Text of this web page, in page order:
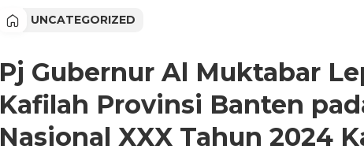
UNCATEGORIZED
Pj Gubernur Al Muktabar
Kafilah Provinsi Banten
Nasional XXX Tahun 2024